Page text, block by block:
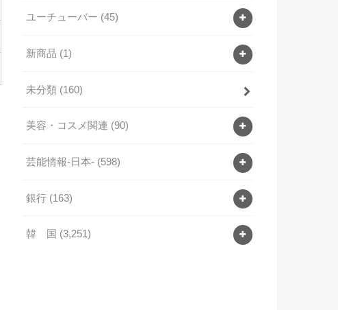
ユーチューバー (45)
新商品 (1)
未分類 (160)
美容・コスメ関連 (90)
芸能情報-日本- (598)
銀行 (163)
韓 国 (3,251)